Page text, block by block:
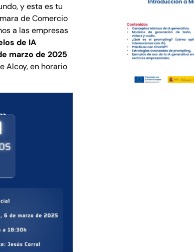
y esta es tu
de Comercio
a las empresas
de IA
marzo de 2025
Alcoy, en horario